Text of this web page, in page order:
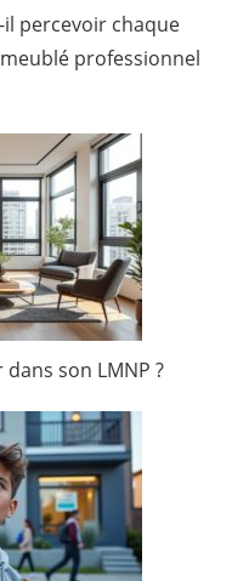
percevoir chaque
professionnel
son LMNP ?